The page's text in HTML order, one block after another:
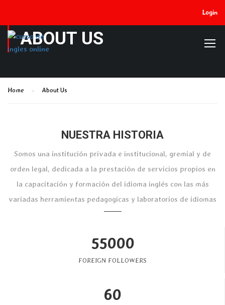
Login
ABOUT US
Home About Us
NUESTRA HISTORIA
Somos una institución privada e institucional, gremial y de
orden legal, dedicada a la prestación de servicios propios en
la capacitación y formación del idioma inglés con las más
variadas herramientas pedagogicas y laboratorios de idiomas
55000
FOREIGN FOLLOWERS
60